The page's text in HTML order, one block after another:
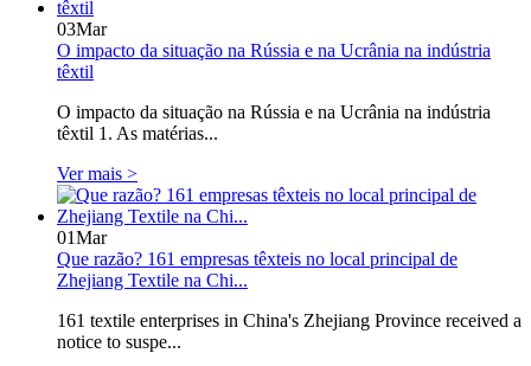
03Mar
O impacto da situação na Rússia e na Ucrânia na indústria
têxtil
O impacto da situação na Rússia e na Ucrânia na indústria
têxtil 1. As matérias...
Ver mais >
01Mar
Que razão? 161 empresas têxteis no local principal de
Zhejiang Textile na Chi...
161 textile enterprises in China's Zhejiang Province received a
notice to suspe...